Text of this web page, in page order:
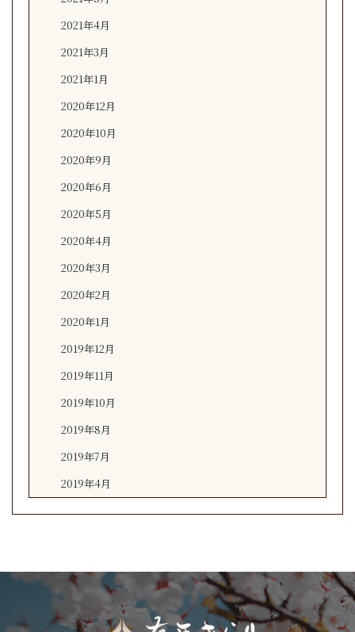
2021年4月
2021年3月
2021年1月
2020年12月
2020年10月
2020年9月
2020年6月
2020年5月
2020年4月
2020年3月
2020年2月
2020年1月
2019年12月
2019年11月
2019年10月
2019年8月
2019年7月
2019年4月